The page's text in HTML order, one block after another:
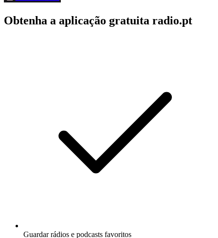
Obtenha a aplicação gratuita radio.pt
Guardar rádios e podcasts favoritos